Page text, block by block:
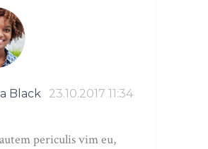
Black
23.10.2017 11:34
periculis vim eu,